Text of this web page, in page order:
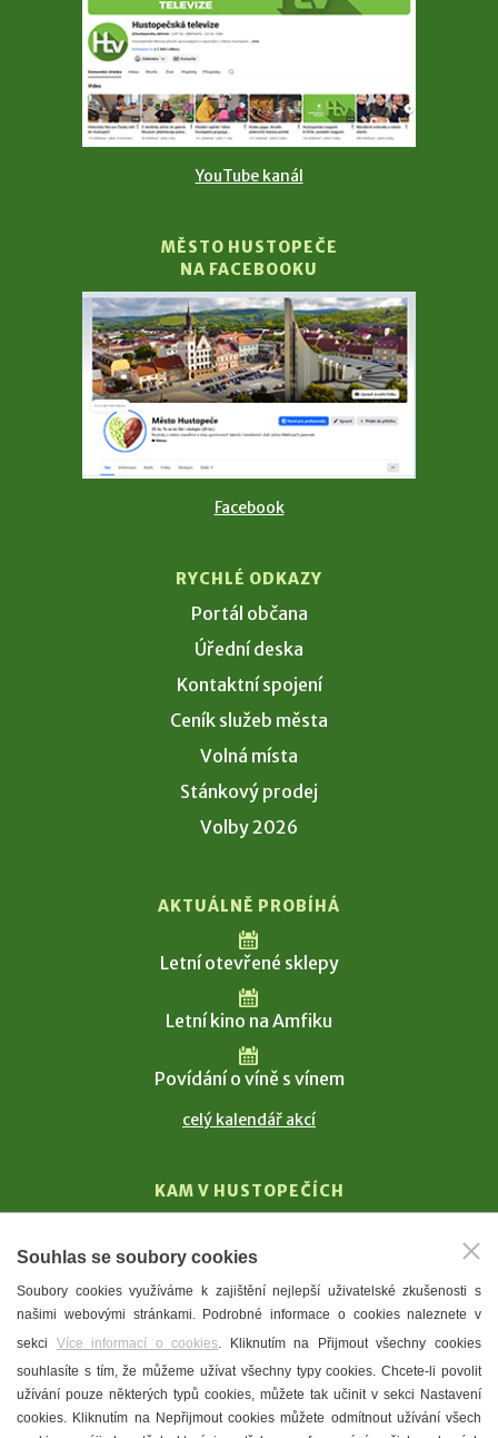
YouTube kanál
MĚSTO HUSTOPEČE
NA FACEBOOKU
Facebook
RYCHLÉ ODKAZY
Portál občana
Úřední deska
Kontaktní spojení
Ceník služeb města
Volná místa
Stánkový prodej
Volby 2026
AKTUÁLNĚ PROBÍHÁ
Letní otevřené sklepy
Letní kino na Amfiku
Povídání o víně s vínem
celý kalendář akcí
KAM V HUSTOPEČÍCH
T. G. Masaryk
Mandloně
Ubytování
Restaurace
Městské muzeum a galerie
Souhlas se soubory cookies
Soubory cookies využíváme k zajištění nejlepší uživatelské zkušenosti s
našimi webovými stránkami. Podrobné informace o cookies naleznete v
sekci Více informací o cookies. Kliknutím na Přijmout všechny cookies
souhlasíte s tím, že můžeme užívat všechny typy cookies. Chcete-li povolit
užívání pouze některých typů cookies, můžete tak učinit v sekci Nastavení
cookies. Kliknutím na Nepřijmout cookies můžete odmítnout užívání všech